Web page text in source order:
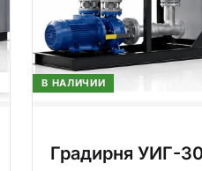
В НАЛИЧИИ
Градирня УИГ-